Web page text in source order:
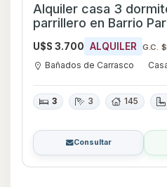
Alquiler casa 3
parrillero en Barrio
U$S 3.700 ALQUILER G.C.
Bañados de Carrasco
3 3 145
Consultar